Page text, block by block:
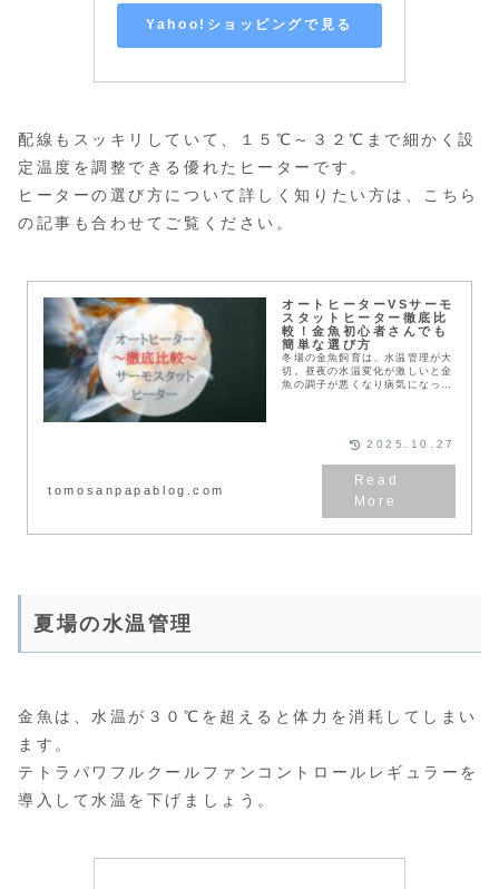
Yahoo!ショッピングで見る
配線もスッキリしていて、１５℃～３２℃まで細かく設
定温度を調整できる優れたヒーターです。
ヒーターの選び方について詳しく知りたい方は、こちら
の記事も合わせてご覧ください。
オートヒーターVSサーモ
スタットヒーター徹底比
較！金魚初心者さんでも
簡単な選び方
冬場の金魚飼育は、水温管理が大
切。昼夜の水温変化が激しいと金
魚の調子が悪くなり病気になって
tomosanpapablog.com
2025.10.27
夏場の水温管理
金魚は、水温が３０℃を超えると体力を消耗してしまい
ます。
テトラパワフルクールファンコントロールレギュラーを
導入して水温を下げましょう。